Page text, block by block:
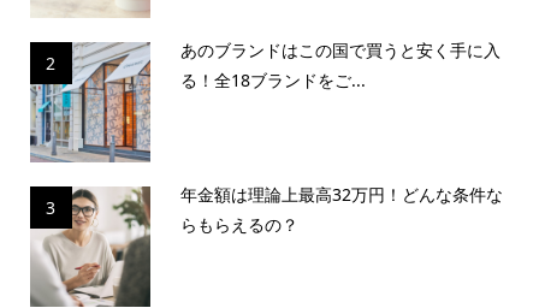
2
あのブランドはこの国で買うと安く手に入
る！全18ブランドをご...
3
年金額は理論上最高32万円！どんな条件な
らもらえるの？